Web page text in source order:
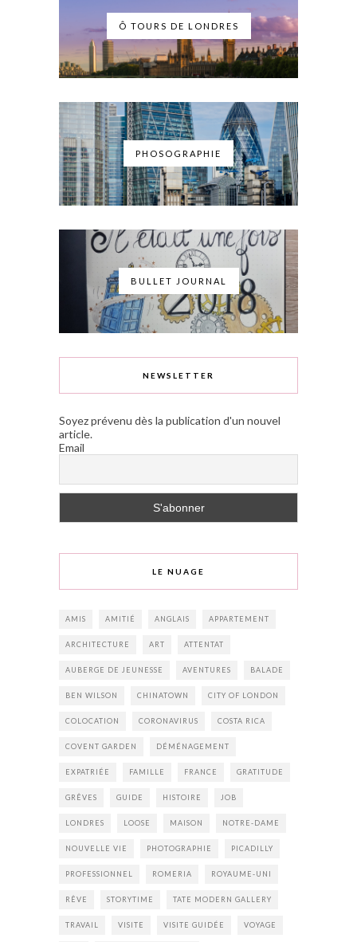
Ô TOURS DE LONDRES
PHOSOGRAPHIE
BULLET JOURNAL
NEWSLETTER
Soyez prévenu dès la publication d'un nouvel
article.
Email
LE NUAGE
AMIS AMITIÉ ANGLAIS APPARTEMENT
ARCHITECTURE ART ATTENTAT
AUBERGE DE JEUNESSE AVENTURES BALADE
BEN WILSON CHINATOWN CITY OF LONDON
COLOCATION CORONAVIRUS COSTA RICA
COVENT GARDEN DÉMÉNAGEMENT
EXPATRIÉE FAMILLE FRANCE GRATITUDE
GRÊVES GUIDE HISTOIRE JOB
LONDRES LOOSE MAISON NOTRE-DAME
NOUVELLE VIE PHOTOGRAPHIE PICADILLY
PROFESSIONNEL ROMERIA ROYAUME-UNI
RÊVE STORYTIME TATE MODERN GALLERY
TRAVAIL VISITE VISITE GUIDÉE VOYAGE